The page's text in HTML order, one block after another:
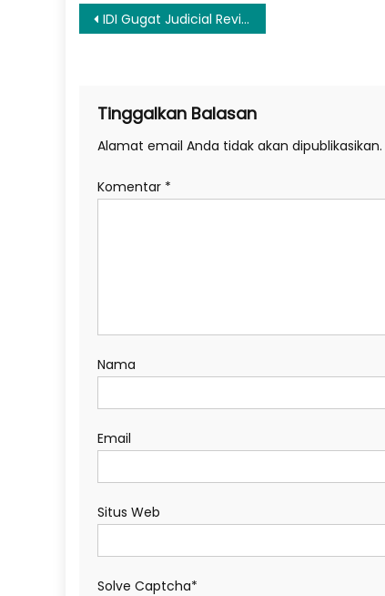
Navigasi
IDI Gugat Judicial Review UU Kesehatan
Tinggalkan Balasan
Alamat email Anda tidak akan dipublikasikan.
Komentar *
Nama
Email
Situs Web
Solve Captcha*